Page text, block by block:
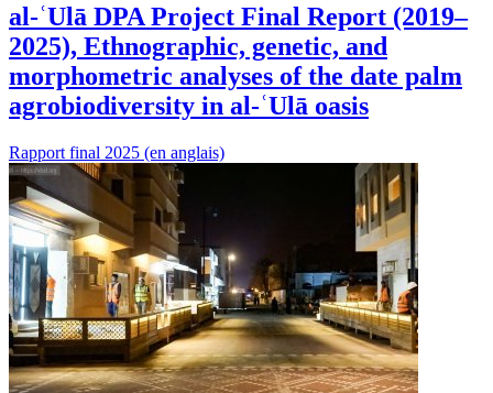
al-ʿUlā DPA Project Final Report (2019–
2025), Ethnographic, genetic, and
morphometric analyses of the date palm
agrobiodiversity in al-ʿUlā oasis
Rapport final 2025 (en anglais)